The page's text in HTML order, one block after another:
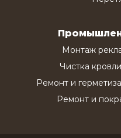
Монтаж
Чистка
Ремонт и
Ремонт и